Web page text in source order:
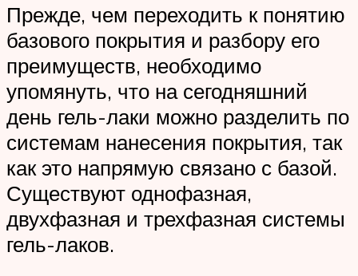
Прежде, чем переходить к понятию
базового покрытия и разбору его
преимуществ, необходимо
упомянуть, что на сегодняшний
день гель-лаки можно разделить по
системам нанесения покрытия, так
как это напрямую связано с базой.
Существуют однофазная,
двухфазная и трехфазная системы
гель-лаков.